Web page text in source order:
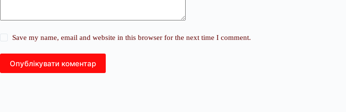
Save my name, email and website in this browser for the next time I comment.
Опублікувати коментар